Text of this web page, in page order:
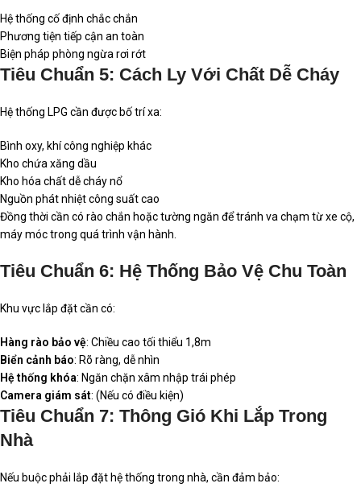
Hệ thống cố định chắc chắn
Phương tiện tiếp cận an toàn
Biện pháp phòng ngừa rơi rớt
Tiêu Chuẩn 5: Cách Ly Với Chất Dễ Cháy
Hệ thống LPG cần được bố trí xa:
Bình oxy, khí công nghiệp khác
Kho chứa xăng dầu
Kho hóa chất dễ cháy nổ
Nguồn phát nhiệt công suất cao
Đồng thời cần có rào chắn hoặc tường ngăn để tránh va chạm từ xe cộ,
máy móc trong quá trình vận hành.
Tiêu Chuẩn 6: Hệ Thống Bảo Vệ Chu Toàn
Khu vực lắp đặt cần có:
Hàng rào bảo vệ: Chiều cao tối thiểu 1,8m
Biển cảnh báo: Rõ ràng, dễ nhìn
Hệ thống khóa: Ngăn chặn xâm nhập trái phép
Camera giám sát: (Nếu có điều kiện)
Tiêu Chuẩn 7: Thông Gió Khi Lắp Trong
Nhà
Nếu buộc phải lắp đặt hệ thống trong nhà, cần đảm bảo: